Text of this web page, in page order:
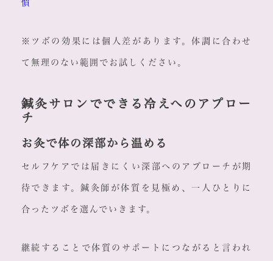
慣
※ツボの効果には個人差があります。体調に合わせ
て無理のない範囲でお試しください。
鍼灸サロンでできる冷えへのアプロー
チ
お灸で体の深部から温める
セルフケアでは届きにくい深部へのアプローチが期
待できます。鍼灸師が体質を見極め、一人ひとりに
合ったツボを選んでいきます。
継続することで体質のサポートにつながると言われ